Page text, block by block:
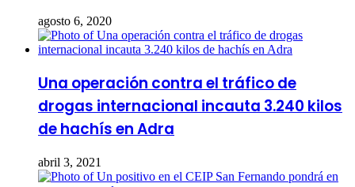
agosto 6, 2020
Una operación contra el tráfico de
drogas internacional incauta 3.240 kilos
de hachís en Adra
abril 3, 2021